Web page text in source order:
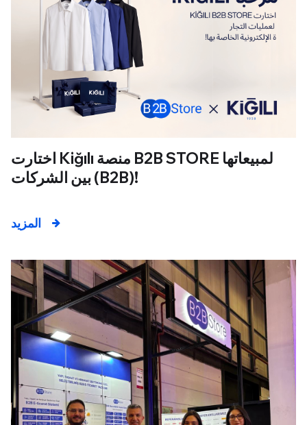
اختارت Kiğılı منصة B2B STORE لمبيعاتها
بين الشركات (B2B)!
المزيد